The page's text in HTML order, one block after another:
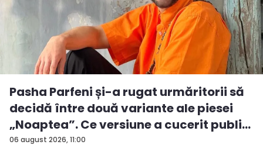
06 august 2026, 11:00
Pasha Parfeni și-a rugat urmăritorii să
decidă între două variante ale piesei
„Noaptea”. Ce versiune a cucerit publi...